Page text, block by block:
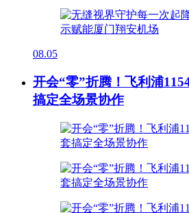
08.05
开会“零”折腾！飞利浦
搞定全场景协作